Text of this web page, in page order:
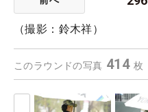
（撮影：鈴木祥）
このラウンドの写真 414 枚